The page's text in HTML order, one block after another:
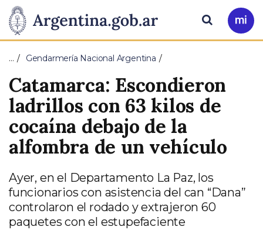
Presidencia
de
la
Nación
Pasar al contenido principal
Ir
a
Buscar
… Gendarmería Nacional Argentina
Catamarca: Escondieron
ladrillos con 63 kilos de
cocaína debajo de la
alfombra de un vehículo
Ayer, en el Departamento La Paz, los
funcionarios con asistencia del can “Dana”
controlaron el rodado y extrajeron 60
paquetes con el estupefaciente